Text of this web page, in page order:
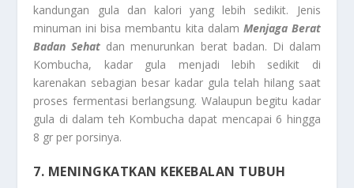
kandungan gula dan kalori yang lebih sedikit. Jenis
minuman ini bisa membantu kita dalam Menjaga Berat
Badan Sehat dan menurunkan berat badan. Di dalam
Kombucha, kadar gula menjadi lebih sedikit di
karenakan sebagian besar kadar gula telah hilang saat
proses fermentasi berlangsung. Walaupun begitu kadar
gula di dalam teh Kombucha dapat mencapai 6 hingga
8 gr per porsinya.
7. MENINGKATKAN KEKEBALAN TUBUH